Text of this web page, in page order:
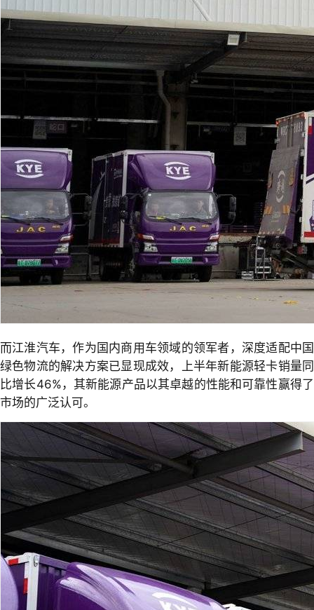
而江淮汽车，作为国内商用车领域的领军者，深度适配中国
绿色物流的解决方案已显现成效，上半年新能源轻卡销量同
比增长46%，其新能源产品以其卓越的性能和可靠性赢得了
市场的广泛认可。